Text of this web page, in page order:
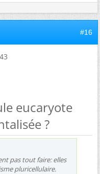
#16
eucaryote
?
pas tout faire: elles
pluricellulaire.